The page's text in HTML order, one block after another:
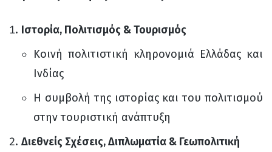
Ιστορία, Πολιτισμός & Τουρισμός
Κοινή πολιτιστική κληρονομιά Ελλάδας και
Ινδίας
Η συμβολή της ιστορίας και του πολιτισμού
στην τουριστική ανάπτυξη
Διεθνείς Σχέσεις, Διπλωματία & Γεωπολιτική